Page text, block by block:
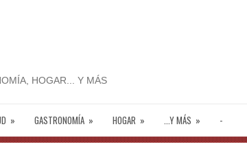
HOGAR... Y MÁS
» GASTRONOMÍA » HOGAR » ...Y MÁS » -